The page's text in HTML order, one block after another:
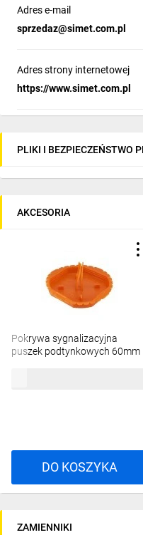
Adres e-mail
sprzedaz@simet.com.pl
Adres strony internetowej
https://www.simet.com.pl
PLIKI I BEZPIECZEŃSTWO
AKCESORIA
Pokrywa sygnalizacyjna
puszek podtynkowych 60mm
DO KOSZYKA
ZAMIENNIKI